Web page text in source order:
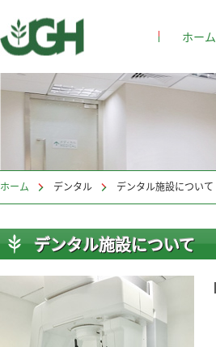
ホーム
ホーム デンタル
> デンタル施設について
デンタル施設について